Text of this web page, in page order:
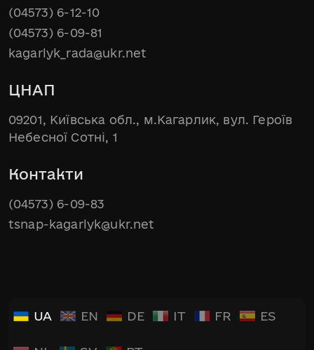
(04573) 6-12-10
(04573) 6-09-81
kagarlyk_rada@ukr.net
ЦНАП
09201, Київська обл., м.Кагарлик, вул. Героїв
Небесної Сотні, 1
Контакти
(04573) 6-09-83
tsnap-kagarlyk@ukr.net
UA EN DE IT FR ES